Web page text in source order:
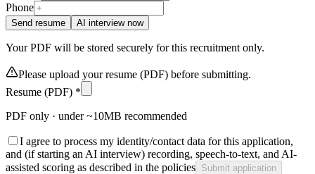
Phone
Send resume AI interview now
Your PDF will be stored securely for this recruitment only.
Please upload your resume (PDF) before submitting.
Resume (PDF) *
PDF only · under ~10MB recommended
I agree to process my identity/contact data for this application,
and (if starting an AI interview) recording, speech-to-text, and AI-
assisted scoring as described in the policies Submit application